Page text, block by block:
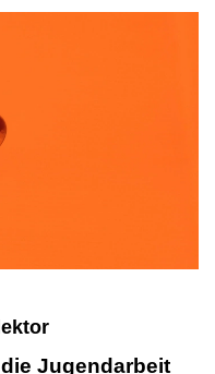
Jugendarbeit